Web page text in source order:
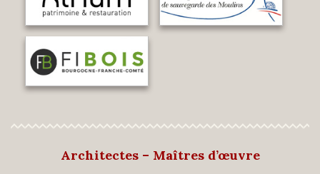
Architectes – Maîtres d’œuvre